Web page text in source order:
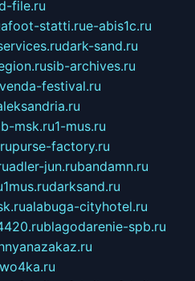
file.ru
statti.rue-abis1c.ru
dark-sand.ru
sib-archives.ru
venda-festival.ru
msk.ru1-mus.ru
purse-factory.ru
adler-jun.rubandamn.ru
1mus.rudarksand.ru
alabuga-cityhotel.ru
blagodarenie-spb.ru